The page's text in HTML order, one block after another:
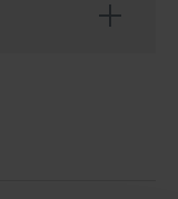
of Ebusco